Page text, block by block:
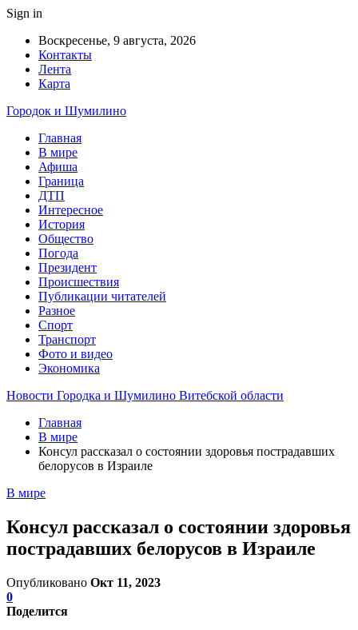
Sign in
Воскресенье, 9 августа, 2026
Контакты
Лента
Карта
Городок и Шумилино
Главная
В мире
Афиша
Граница
ДТП
Интересное
История
Общество
Погода
Президент
Происшествия
Публикации читателей
Разное
Спорт
Транспорт
Фото и видео
Экономика
Новости Городка и Шумилино Витебской области
Главная
В мире
Консул рассказал о состоянии здоровья пострадавших
белорусов в Израиле
В мире
Консул рассказал о состоянии здоровья
пострадавших белорусов в Израиле
Опубликовано Окт 11, 2023
0
Поделится